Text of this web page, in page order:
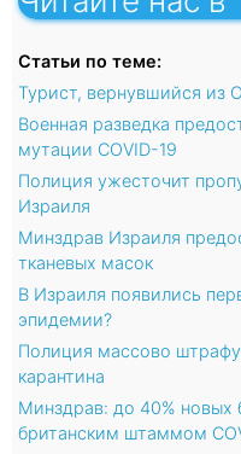
Статьи по теме:
Турист, вернувшийся из
Военная разведка
мутации COVID-19
Полиция ужесточит
Израиля
Минздрав Израиля
тканевых масок
В Израиля появились
эпидемии?
Полиция массово
карантина
Минздрав: до 40%
британским штаммом